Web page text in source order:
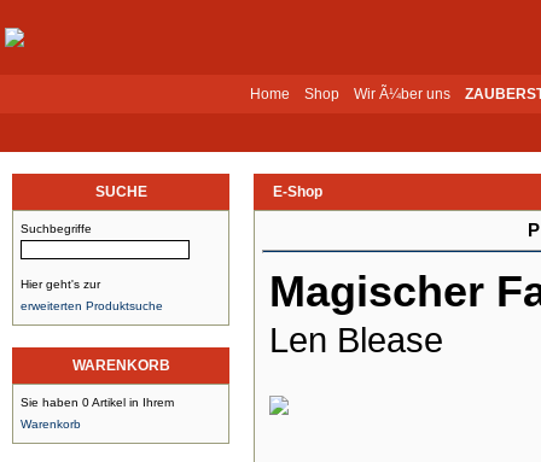
Home Shop Wir Ã¼ber uns
SUCHE
Suchbegriffe
Hier geht's zur
erweiterten Produktsuche
WARENKORB
Sie haben 0 Artikel in Ihrem
Warenkorb
E-Shop
Magischer
Len Blease